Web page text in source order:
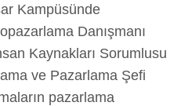
Kampüsünde
Danışmanı
Kaynakları Sorumlusu
ve Pazarlama Şefi
pazarlama